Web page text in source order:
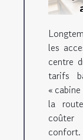
les
centre
tarifs
«
la
confort.